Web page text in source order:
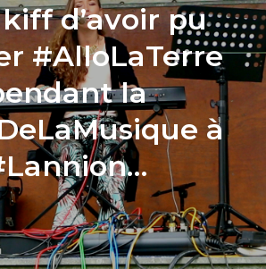
d’avoir pu
#AlloLaTerre
la
à